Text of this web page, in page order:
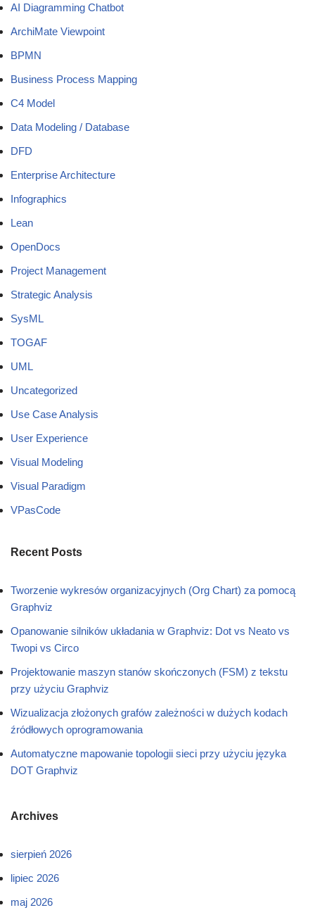
AI Diagramming Chatbot
ArchiMate Viewpoint
BPMN
Business Process Mapping
C4 Model
Data Modeling / Database
DFD
Enterprise Architecture
Infographics
Lean
OpenDocs
Project Management
Strategic Analysis
SysML
TOGAF
UML
Uncategorized
Use Case Analysis
User Experience
Visual Modeling
Visual Paradigm
VPasCode
Recent Posts
Tworzenie wykresów organizacyjnych (Org Chart) za pomocą
Graphviz
Opanowanie silników układania w Graphviz: Dot vs Neato vs
Twopi vs Circo
Projektowanie maszyn stanów skończonych (FSM) z tekstu
przy użyciu Graphviz
Wizualizacja złożonych grafów zależności w dużych kodach
źródłowych oprogramowania
Automatyczne mapowanie topologii sieci przy użyciu języka
DOT Graphviz
Archives
sierpień 2026
lipiec 2026
maj 2026